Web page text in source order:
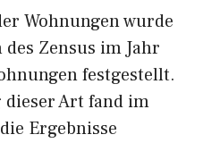
Wohnungen wurde
Zensus im Jahr
festgestellt.
dieser Art fand im
Ergebnisse